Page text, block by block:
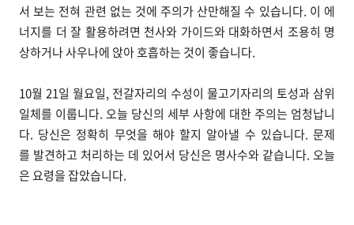
서 보는 전혀 관련 없는 것에 주의가 산만해질 수 있습니다. 이 에
너지를 더 잘 활용하려면 천사와 가이드와 대화하면서 조용히 명
상하거나 사우나에 앉아 호흡하는 것이 좋습니다.
10월 21일 월요일, 전갈자리의 수성이 물고기자리의 토성과 삼위
일체를 이룹니다. 오늘 당신의 세부 사항에 대한 주의는 엄청납니
다. 당신은 정확히 무엇을 해야 할지 알아낼 수 있습니다. 문제
를 발견하고 처리하는 데 있어서 당신은 명사수와 같습니다. 오늘
은 요령을 잡았습니다.